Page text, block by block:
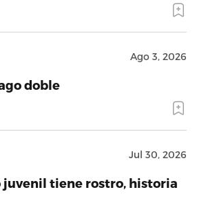
Ago 3, 2026
doble
Jul 30, 2026
juvenil tiene rostro, historia